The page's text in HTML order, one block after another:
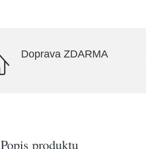
Doprava ZDARMA
Popis produktu